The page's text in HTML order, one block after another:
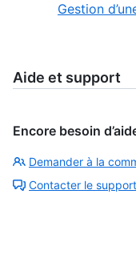
Gestion
Aide et support
Encore besoin
Demander à la
Contacter le